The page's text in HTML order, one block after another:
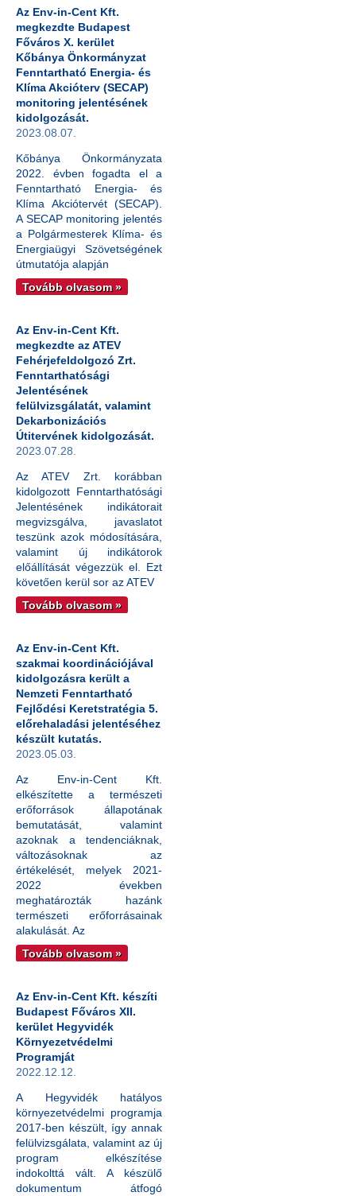
Az Env-in-Cent Kft.
megkezdte Budapest
Főváros X. kerület
Kőbánya Önkormányzat
Fenntartható Energia- és
Klíma Akcióterv (SECAP)
monitoring jelentésének
kidolgozását.
2023.08.07.
Kőbánya Önkormányzata
2022. évben fogadta el a
Fenntartható Energia- és
Klíma Akciótervét (SECAP).
A SECAP monitoring jelentés
a Polgármesterek Klíma- és
Energiaügyi Szövetségének
útmutatója alapján
Tovább olvasom »
Az Env-in-Cent Kft.
megkezdte az ATEV
Fehérjefeldolgozó Zrt.
Fenntarthatósági
Jelentésének
felülvizsgálatát, valamint
Dekarbonizációs
Útitervének kidolgozását.
2023.07.28.
Az ATEV Zrt. korábban
kidolgozott Fenntarthatósági
Jelentésének indikátorait
megvizsgálva, javaslatot
teszünk azok módosítására,
valamint új indikátorok
előállítását végezzük el. Ezt
követően kerül sor az ATEV
Tovább olvasom »
Az Env-in-Cent Kft.
szakmai koordinációjával
kidolgozásra került a
Nemzeti Fenntartható
Fejlődési Keretstratégia 5.
előrehaladási jelentéséhez
készült kutatás.
2023.05.03.
Az Env-in-Cent Kft.
elkészítette a természeti
erőforrások állapotának
bemutatását, valamint
azoknak a tendenciáknak,
változásoknak az
értékelését, melyek 2021-
2022 években
meghatározták hazánk
természeti erőforrásainak
alakulását. Az
Tovább olvasom »
Az Env-in-Cent Kft. készíti
Budapest Főváros XII.
kerület Hegyvidék
Környezetvédelmi
Programját
2022.12.12.
A Hegyvidék hatályos
környezetvédelmi programja
2017-ben készült, így annak
felülvizsgálata, valamint az új
program elkészítése
indokolttá vált. A készülő
dokumentum átfogó